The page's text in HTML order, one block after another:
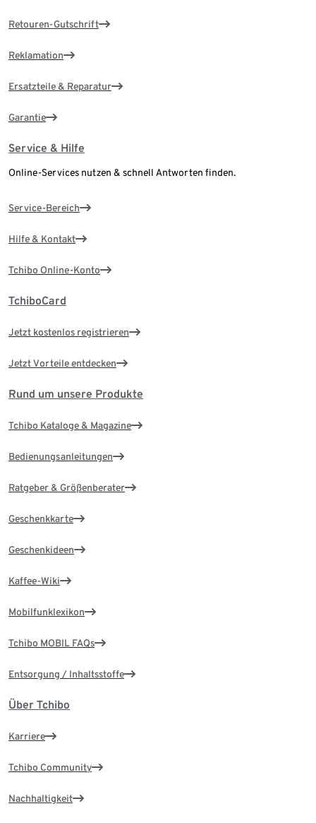
Retouren-Gutschrift
Reklamation
Ersatzteile & Reparatur
Garantie
Service & Hilfe
Online-Services nutzen & schnell Antworten finden.
Service-Bereich
Hilfe & Kontakt
Tchibo Online-Konto
TchiboCard
Jetzt kostenlos registrieren
Jetzt Vorteile entdecken
Rund um unsere Produkte
Tchibo Kataloge & Magazine
Bedienungsanleitungen
Ratgeber & Größenberater
Geschenkkarte
Geschenkideen
Kaffee-Wiki
Mobilfunklexikon
Tchibo MOBIL FAQs
Entsorgung / Inhaltsstoffe
Über Tchibo
Karriere
Tchibo Community
Nachhaltigkeit